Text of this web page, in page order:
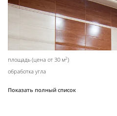
площадь (цена от 30 м2)
обработка угла
Показать полный список